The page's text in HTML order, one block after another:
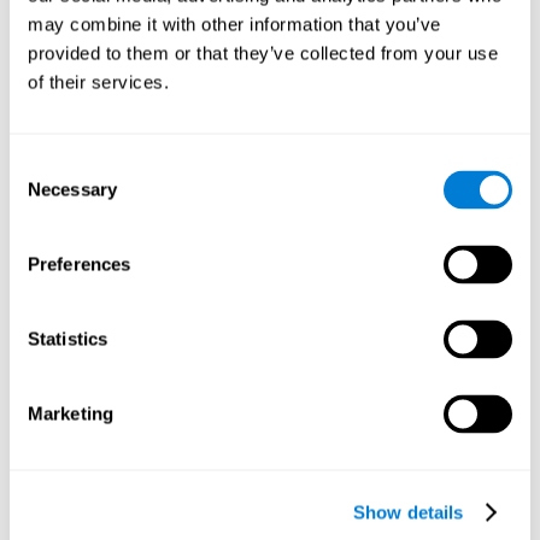
may combine it with other information that you’ve
provided to them or that they’ve collected from your use
of their services.
Selection
Necessary
Preferences
Statistics
Marketing
Show details
Fähigkeit, neue Information zu speichern oder zu verarbeiten und
Erinnerungen aus der Vergangenheit abzurufen.
kognitive Fähigkeiten. Das Kurzzeitgedächtnis beschreibt
die Fähigkeit, eine kleine Menge an Informationen für
verstehen. Probleme mit dem Kurzzeitgedächtnis können
dazu führen, dass man das Gehörte nicht richtig versteht,
Visuelles Kurzzeitgedächtnis: Visuelles
Kurzzeitgedächtnis und Legasthenie. Das visuelle
bei dem visuellen Kurzzeitgedächtnis können das
Verständnis dessen, was man liest, beeinträchtigen, da